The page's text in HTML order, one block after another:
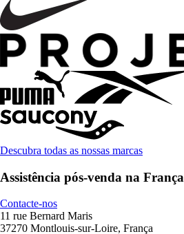
Descubra todas as nossas marcas
Assistência pós-venda na França
Contacte-nos
11 rue Bernard Maris
37270 Montlouis-sur-Loire, França